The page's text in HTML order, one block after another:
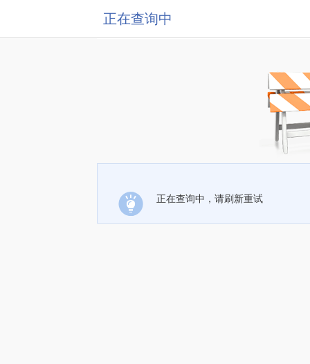
正在查询中
正在查询中，请刷新重试